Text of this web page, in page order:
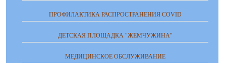
ПРОФИЛАКТИКА РАСПРОСТРАНЕНИЯ COVID
ДЕТСКАЯ ПЛОЩАДКА "ЖЕМЧУЖИНА"
МЕДИЦИНСКОЕ ОБСЛУЖИВАНИЕ